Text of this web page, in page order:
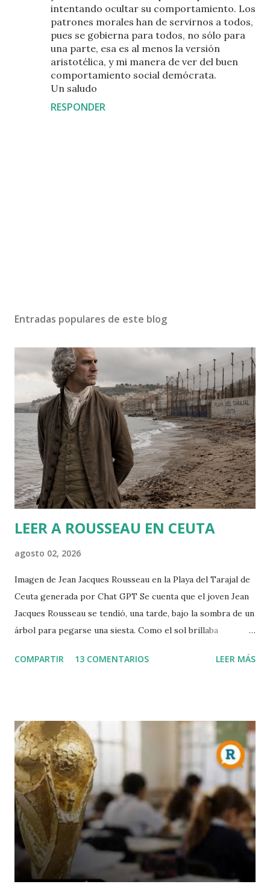
intentando ocultar su comportamiento. Los
patrones morales han de servirnos a todos,
pues se gobierna para todos, no sólo para
una parte, esa es al menos la versión
aristotélica, y mi manera de ver del buen
comportamiento social demócrata.
Un saludo
RESPONDER
b
n
c
o
m
e
n
t
a
Entradas populares de este blog
LEER A ROUSSEAU EN CEUTA
agosto 02, 2026
Imagen de Jean Jacques Rousseau en la Playa del Tarajal de
Ceuta generada por Chat GPT Se cuenta que el joven Jean
Jacques Rousseau se tendió, una tarde, bajo la sombra de un
árbol para pegarse una siesta. Como el sol brillaba
cabeza. Cuando despertó, leió el periódico que le había
pregunta: "¿Cuál es el origen de la desigualdad entre los
hombres, y si es respaldada por la ley natural?". Jean
Jacques escribió entonces el Discurso sobre el origen y los
fundamentos de la desigualdad entre los hombres , que le
convirtió enseguida en una celebrity en toda Europa. Para
Rousseau, la sociedad civil es una trampa perpetuada por
los poderosos sobre los débiles, de modo que puedan
conservar su poder y riqueza. Muchas veces creo que se
debería releer a Rousseau, sobr...
COMPARTIR 13 COMENTARIOS LEER MÁS